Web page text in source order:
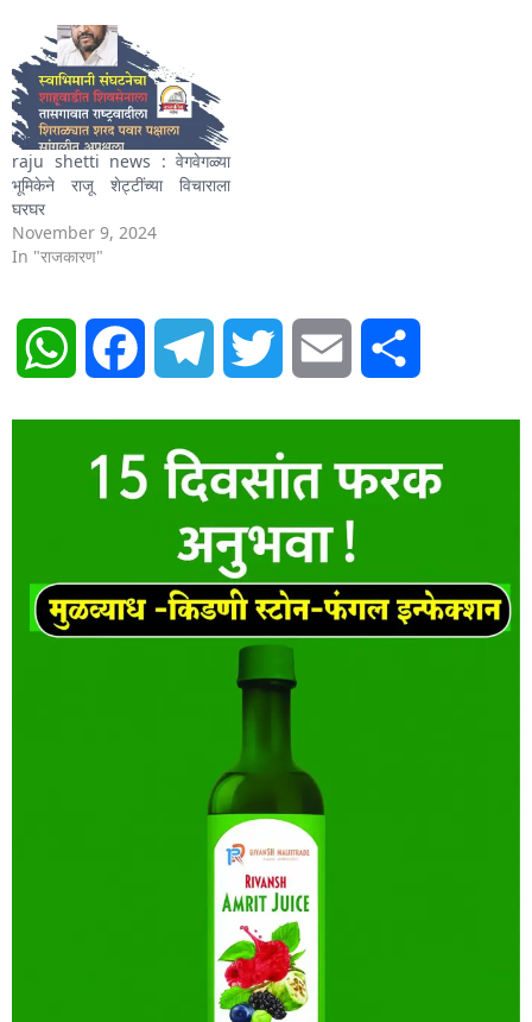
raju shetti news : वेगवेगळ्या
भूमिकेने राजू शेट्टींच्या विचाराला
घरघर
November 9, 2024
In "राजकारण"
WhatsAppFacebook Telegram Twitter Email